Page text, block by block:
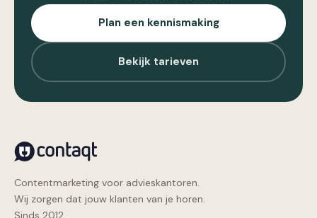
Plan een kennismaking
Bekijk tarieven
Contentmarketing voor advieskantoren.
Wij zorgen dat jouw klanten van je horen.
Sinds 2012.